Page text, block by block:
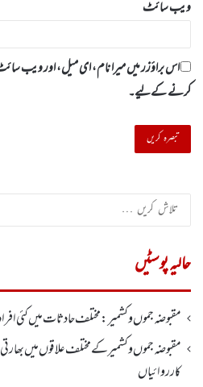
ویب‌ سائٹ
اس براؤزر میں میرا نام، ای میل، اور ویب
کرنے کےلیے۔
حالیہ پوسٹیں
مقبوضہ جموں وکشمیر : مختلف حادثات میں کئی
مقبوضہ جموں وکشمیر کے مختلف علاقوں میں
کارروائیاں